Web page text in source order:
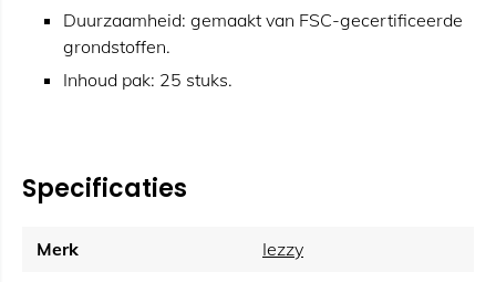
Duurzaamheid: gemaakt van FSC-gecertificeerde
grondstoffen.
Inhoud pak: 25 stuks.
Specificaties
Merk Iezzy